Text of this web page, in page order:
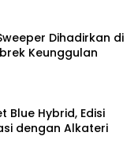
Dihadirkan di
Keunggulan
Blue Hybrid, Edisi
dengan Alkateri